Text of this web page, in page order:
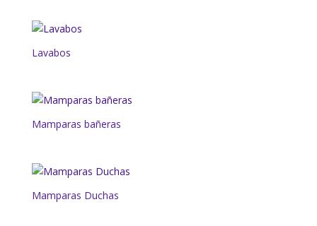
Lavabos
Mamparas bañeras
Mamparas Duchas